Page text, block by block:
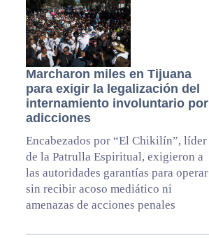
Marcharon miles en Tijuana
para exigir la legalización del
internamiento involuntario por
adicciones
Encabezados por “El Chikilín”, líder
de la Patrulla Espiritual, exigieron a
las autoridades garantías para operar
sin recibir acoso mediático ni
amenazas de acciones penales